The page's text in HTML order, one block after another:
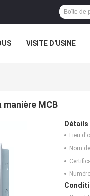
VISITE D'USINE
MCB
Lieu
Nom